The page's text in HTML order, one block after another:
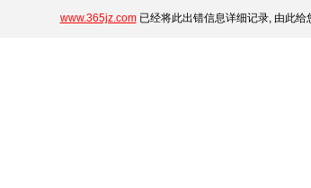
www.365jz.com已经将此出错信息详细记录, 由此给